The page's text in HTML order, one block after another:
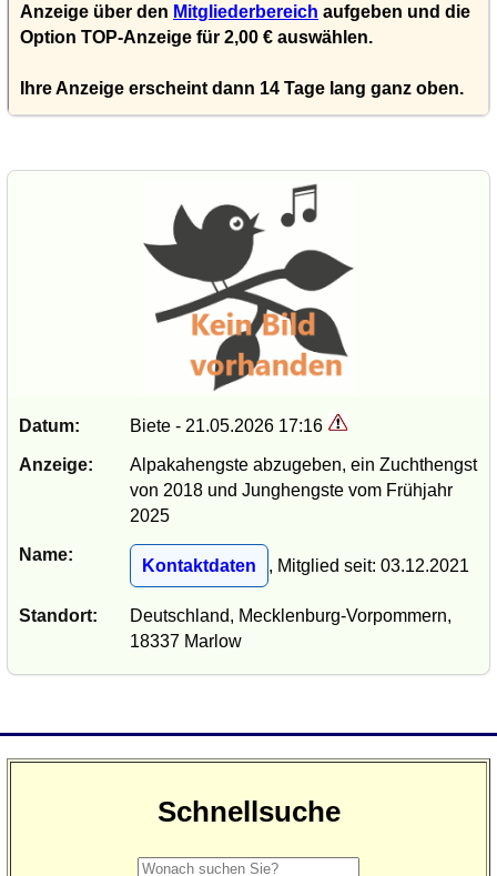
Schnellsuche
Anzeige über den Mitgliederbereich aufgeben und die
Option TOP-Anzeige für 2,00 € auswählen.
Ihre Anzeige erscheint dann 14 Tage lang ganz oben.
Datum: Biete - 21.05.2026 17:16
Anzeige:
Alpakahengste abzugeben, ein Zuchthengst
von 2018 und Junghengste vom Frühjahr
2025
Name:
Kontaktdaten , Mitglied seit: 03.12.2021
Standort:
Deutschland, Mecklenburg-Vorpommern,
18337 Marlow